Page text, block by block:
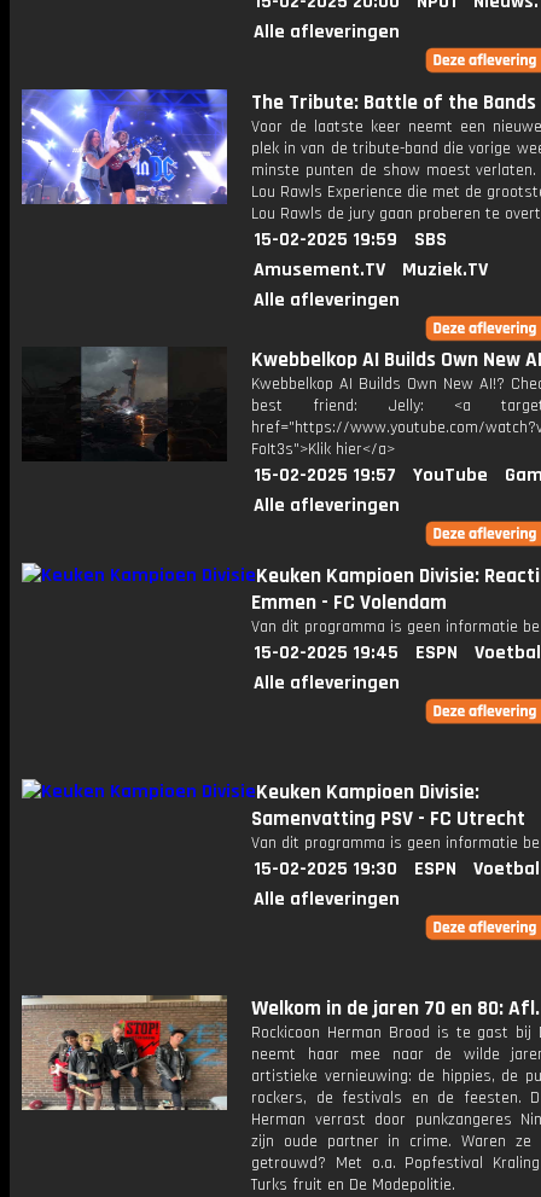
Alle afleveringen
The Tribute: Battle of the Bands
Voor de laatste keer neemt een
plek in van de tribute-band die vorige
minste punten de show moest
Lou Rawls Experience die met de
Lou Rawls de jury gaan proberen te
15-02-2025 19:59
SBS
Amusement.TV
Muziek.TV
Alle afleveringen
Kwebbelkop AI Builds Own New
Kwebbelkop AI Builds Own New AI!?
best friend: Jelly: <a
href="https://www.youtube.com/
FoIt3s">Klik hier</a>
15-02-2025 19:57 YouTube
Alle afleveringen
Keuken Kampioen Divisie:
Emmen - FC Volendam
Van dit programma is geen informatie
15-02-2025 19:45 ESPN
Alle afleveringen
Keuken Kampioen Divisie:
Samenvatting PSV - FC Utrecht
Van dit programma is geen informatie
15-02-2025 19:30 ESPN
Alle afleveringen
Welkom in de jaren 70 en 80:
Rockicoon Herman Brood is te gast bij
neemt haar mee naar de wilde
artistieke vernieuwing: de hippies, de
rockers, de festivals en de feesten.
Herman verrast door punkzangeres
zijn oude partner in crime. Waren ze
getrouwd? Met o.a. Popfestival
Turks fruit en De Modepolitie.